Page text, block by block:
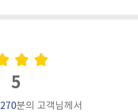
5
270분의 고객님께서